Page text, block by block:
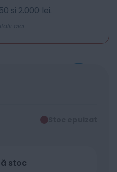
si 2.000 lei.
aici
stoc